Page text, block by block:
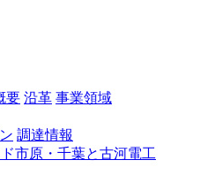
要 沿革 事業領域
調達情報
市原・千葉と古河電工